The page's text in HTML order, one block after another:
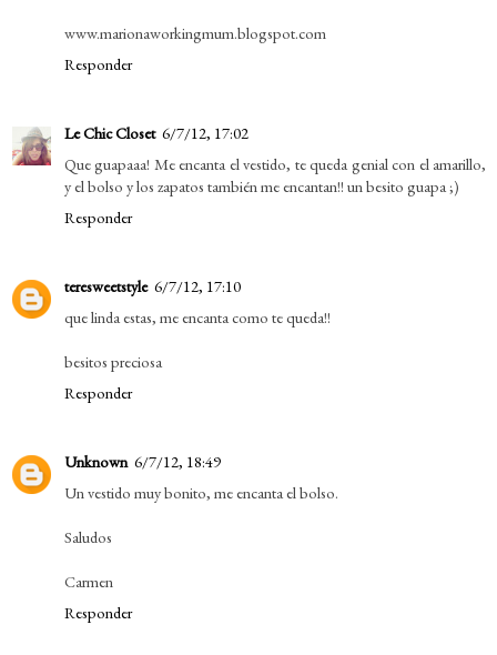
www.marionaworkingmum.blogspot.com
Responder
Le Chic Closet 6/7/12, 17:02
Que guapaaa! Me encanta el vestido, te queda genial con el amarillo,
y el bolso y los zapatos también me encantan!! un besito guapa ;)
Responder
teresweetstyle 6/7/12, 17:10
que linda estas, me encanta como te queda!!
besitos preciosa
Responder
Unknown 6/7/12, 18:49
Un vestido muy bonito, me encanta el bolso.
Saludos
Carmen
Responder